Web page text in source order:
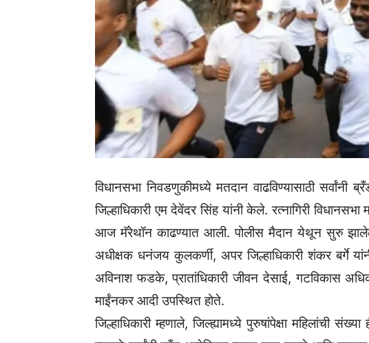
विधानसभा निवडणुकीमध्ये मतदान वाढविण्यासाठी
जिल्हाधिकारी एम देवेंदर सिंह यांनी केले. रत्नागिरी
आज मॅरेथॉन काढण्यात आली. पोलीस मैदान येथून सुरु
अधीक्षक धनंजय कुलकर्णी, अपर जिल्हाधिकारी शंकर बर्गे
अविनाश फडके, प्रातांधिकारी जीवन देसाई, गटविकास
माईंनकर आदी उपस्थित होते.
जिल्हाधिकारी म्हणाले, जिल्ह्यामध्ये पुरुषांपेक्षा महिलांची